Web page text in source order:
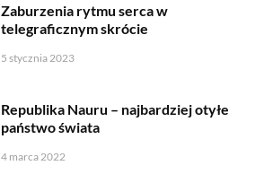
Zaburzenia rytmu serca w
telegraficznym skrócie
5 stycznia 2023
Republika Nauru – najbardziej otyłe
państwo świata
4 marca 2022